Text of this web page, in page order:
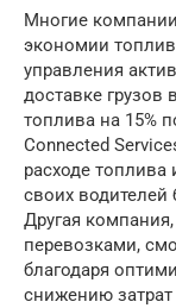
Многие
экономии
управления
доставке грузов
топлива на 15%
Connected
расходе топлива
своих
Другая
перевозками,
благодаря
снижению